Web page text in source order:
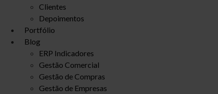
Clientes
Depoimentos
Portfólio
Blog
ERP Indicadores
Gestão Comercial
Gestão de Compras
Gestão de Empresas